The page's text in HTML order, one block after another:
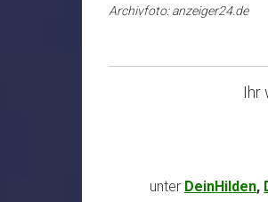
Archivfoto: anzeiger24.de
Ihr
unter DeinHilden,